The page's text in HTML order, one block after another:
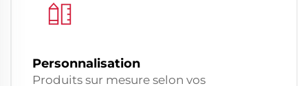
Personnalisation
Produits sur mesure selon vos